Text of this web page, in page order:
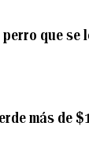
que se
más de